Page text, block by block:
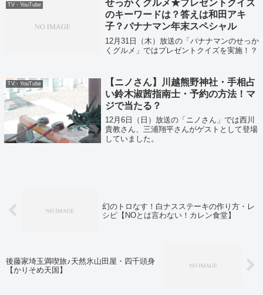
TV・YouTube
せっかくグルメ★プレゼントクイズ
のキーワードは？答えは和田アキ
子？バナナマン年末スペシャル
12月31日（木）放送の「バナナマンのせっか
くグルメ」ではプレゼントクイズを実施！？
TV・YouTube
【ニノさん】川越熊野神社・手相占
い鈴木淑茜指南士・予約の方法！マ
ジで当たる？
12月6日（日）放送の「ニノさん」では西川
貴教さん、三浦翔平さんがゲストとして登場
していました。
幻のトロなす！白ナスステーキの作り方・レ
シピ【NOとは言わない！カレン食堂】
後藤家埼玉満喫旅♪天然氷山田屋・四千頭身
【かりそめ天国】